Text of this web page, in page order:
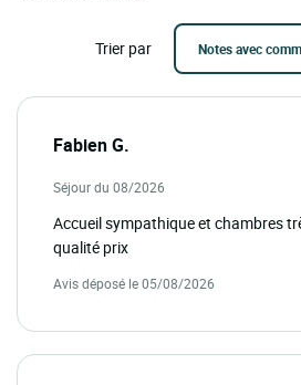
Trier par
Fabien G.
Séjour du 08/2026
Accueil sympathique et chambres
qualité prix
Avis déposé le 05/08/2026